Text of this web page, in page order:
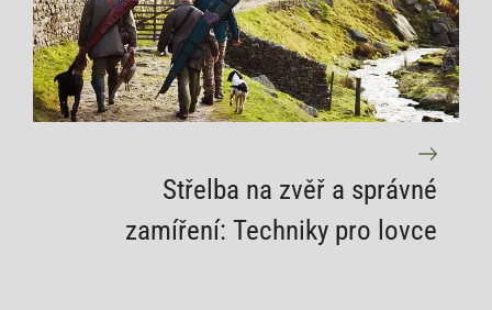
Střelba na zvěř a správné
zamíření: Techniky pro lovce